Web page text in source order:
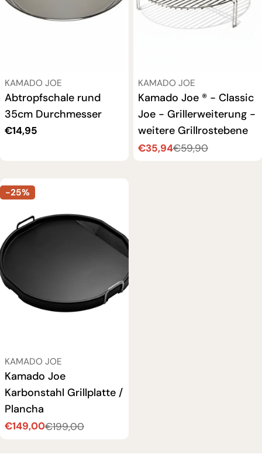
VERKÄUFER:
KAMADO JOE
Abtropfschale rund
35cm Durchmesser
Regulärer
€14,95
VERKÄUFER:
KAMADO JOE
Kamado Joe ® - Classic
Joe - Grillerweiterung -
weitere Grillrostebene
Verkaufspreis
€35,94
Regulärer€59,90
-25%
VERKÄUFER:
KAMADO JOE
Kamado Joe
Karbonstahl Grillplatte /
Plancha
Verkaufspreis
€149,00
Regulärer€199,00